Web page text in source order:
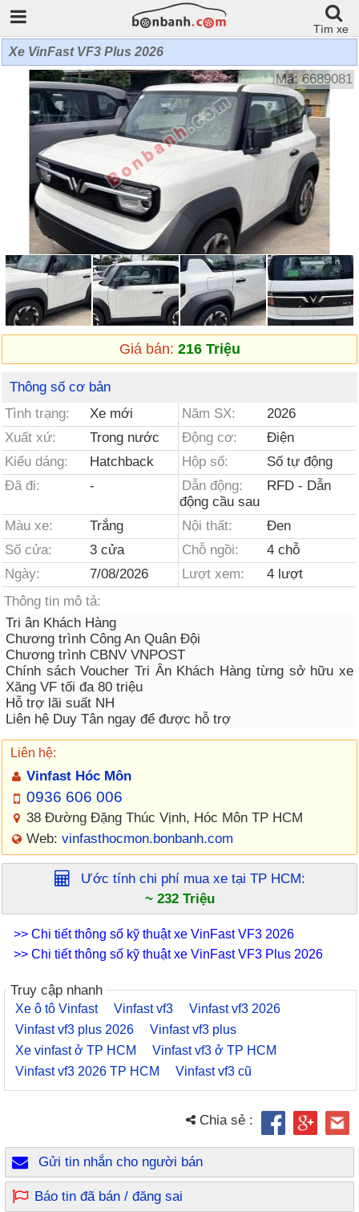
Tìm xe
Xe VinFast VF3 Plus 2026
Mã: 6689081
Giá bán: 216 Triệu
Thông số cơ bản
Tình trạng:
Xe mới Năm SX:
2026
Xuất xứ:
Trong nước Động cơ:
Điện
Kiểu dáng:
Hatchback Hộp số:
Số tự động
Đã đi:
- Dẫn động:
RFD - Dẫn
động cầu sau
Màu xe:
Trắng Nội thất:
Đen
Số cửa:
3 cửa Chỗ ngồi:
4 chỗ
Ngày:
7/08/2026 Lượt xem:
4 lượt
Thông tin mô tả:
Tri ân Khách Hàng
Chương trình Công An Quân Đội
Chương trình CBNV VNPOST
Chính sách Voucher Tri Ân Khách Hàng từng sở hữu xe
Xăng VF tối đa 80 triệu
Hỗ trợ lãi suất NH
Liên hệ Duy Tân ngay để được hỗ trợ
Liên hệ:
Vinfast Hóc Môn
0936 606 006
38 Đường Đặng Thúc Vịnh, Hóc Môn TP HCM
Web: vinfasthocmon.bonbanh.com
Ước tính chi phí mua xe tại TP HCM:
~ 232 Triệu
>> Chi tiết thông số kỹ thuật xe VinFast VF3 2026
>> Chi tiết thông số kỹ thuật xe VinFast VF3 Plus 2026
Truy cập nhanh
Xe ô tô Vinfast Vinfast vf3
Vinfast vf3 2026
Vinfast vf3 plus 2026
Vinfast vf3 plus
Xe vinfast ở TP HCM
Vinfast vf3 ở TP HCM
Vinfast vf3 2026 TP HCM
Vinfast vf3 cũ
Chia sẻ :
Gửi tin nhắn cho người bán
Báo tin đã bán / đăng sai